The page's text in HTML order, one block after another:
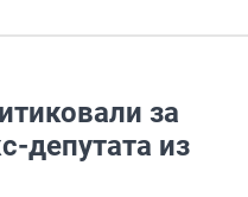
за
депутата из